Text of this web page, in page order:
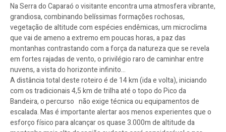
Na Serra do Caparaó o visitante encontra uma atmosfera vibrante,
grandiosa, combinando belíssimas formações rochosas,
vegetação de altitude com espécies endêmicas, um microclima
que vai de ameno a extremo em poucas horas, a paz das
montanhas contrastando com a força da natureza que se revela
em fortes rajadas de vento, o privilégio raro de caminhar entre
nuvens, a vista do horizonte infinito…
A distância total deste roteiro é de 14 km (ida e volta), iniciando
com os tradicionais 4,5 km de trilha até o topo do Pico da
Bandeira, o percurso não exige técnica ou equipamentos de
escalada. Mas é importante alertar aos menos experientes que o
esforço físico para alcançar os quase 3.000m de altitude da